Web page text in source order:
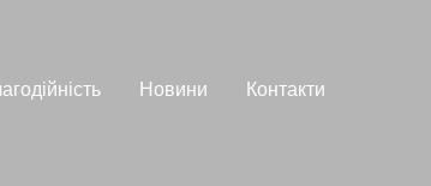
Новини Контакти